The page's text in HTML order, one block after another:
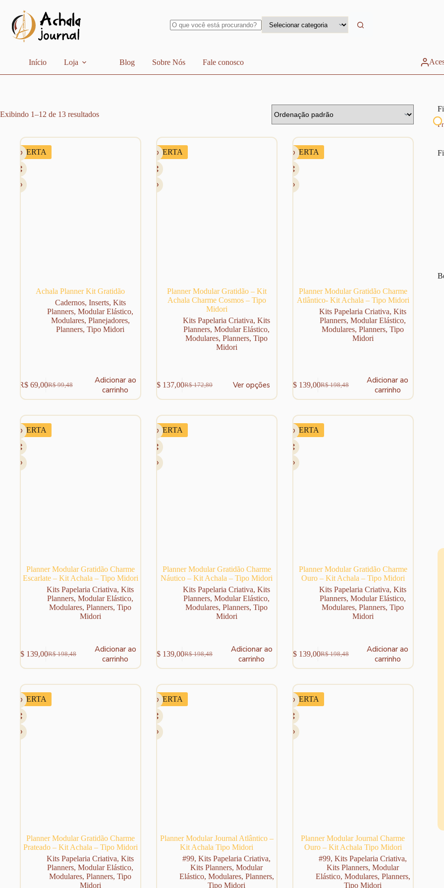
conteúdo
Início Loja Blog Sobre Nós Fale conosco
Exibindo 1–12 de 13 resultados
OFERTA
Achala Planner Kit Gratidão
Cadernos, Inserts, Kits
Planners,Modular Elástico,
Modulares, Planejadores,
Planners,Tipo Midori
R$99,48
O
preço
era:
R$ 99,48.
R$69,00O
preço
é:
R$ 69,00.
Adicionar ao
carrinho
OFERTA
Planner Modular Gratidão – Kit
Achala Charme Cosmos – Tipo
Midori
Kits Papelaria Criativa,Kits
Planners,Modular Elástico,
Modulares,Planners,Tipo
Midori
R$172,80
O
preço
era:
R$ 172,80.
R$ 137,00O
preço
é:
R$ 137,00.
Ver opções
produto
tem
variantes.
As
opções
podem
ser
escolhidas
OFERTA
Planner Modular Gratidão Charme
Atlântico- Kit Achala – Tipo Midori
Kits Papelaria Criativa,Kits
Planners,Modular Elástico,
Modulares,Planners,Tipo
Midori
R$198,48
O
preço
era:
R$ 198,48.
R$139,00O
preço
é:
R$ 139,00.
Adicionar ao
carrinho
OFERTA
Planner Modular Gratidão Charme
Escarlate – Kit Achala – Tipo Midori
Kits Papelaria Criativa,Kits
Planners,Modular Elástico,
Modulares,Planners,Tipo
Midori
R$198,48
O
preço
era:
R$ 198,48.
R$ 139,00O
preço
é:
R$ 139,00.
Adicionar ao
carrinho
OFERTA
Planner Modular Gratidão Charme
Náutico – Kit Achala – Tipo Midori
Kits Papelaria Criativa,Kits
Planners,Modular Elástico,
Modulares,Planners,Tipo
Midori
R$198,48
O
preço
era:
R$ 198,48.
R$ 139,00O
preço
é:
R$ 139,00.
Adicionar ao
carrinho
OFERTA
Planner Modular Gratidão Charme
Ouro – Kit Achala – Tipo Midori
Kits Papelaria Criativa,Kits
Planners,Modular Elástico,
Modulares,Planners,Tipo
Midori
R$198,48
O
preço
era:
R$ 198,48.
R$139,00O
preço
é:
R$ 139,00.
Adicionar ao
carrinho
OFERTA
Planner Modular Gratidão Charme
Prateado – Kit Achala – Tipo Midori
Kits Papelaria Criativa,Kits
Planners,Modular Elástico,
Modulares,Planners,Tipo
Midori
OFERTA
Planner Modular Journal Atlântico –
Kit Achala Tipo Midori
#99,Kits Papelaria Criativa,
Kits Planners,Modular
Elástico, Modulares, Planners,
Tipo Midori
OFERTA
Planner Modular Journal Charme
Ouro – Kit Achala Tipo Midori
#99,Kits Papelaria Criativa,
Kits Planners,Modular
Elástico, Modulares, Planners,
Tipo Midori